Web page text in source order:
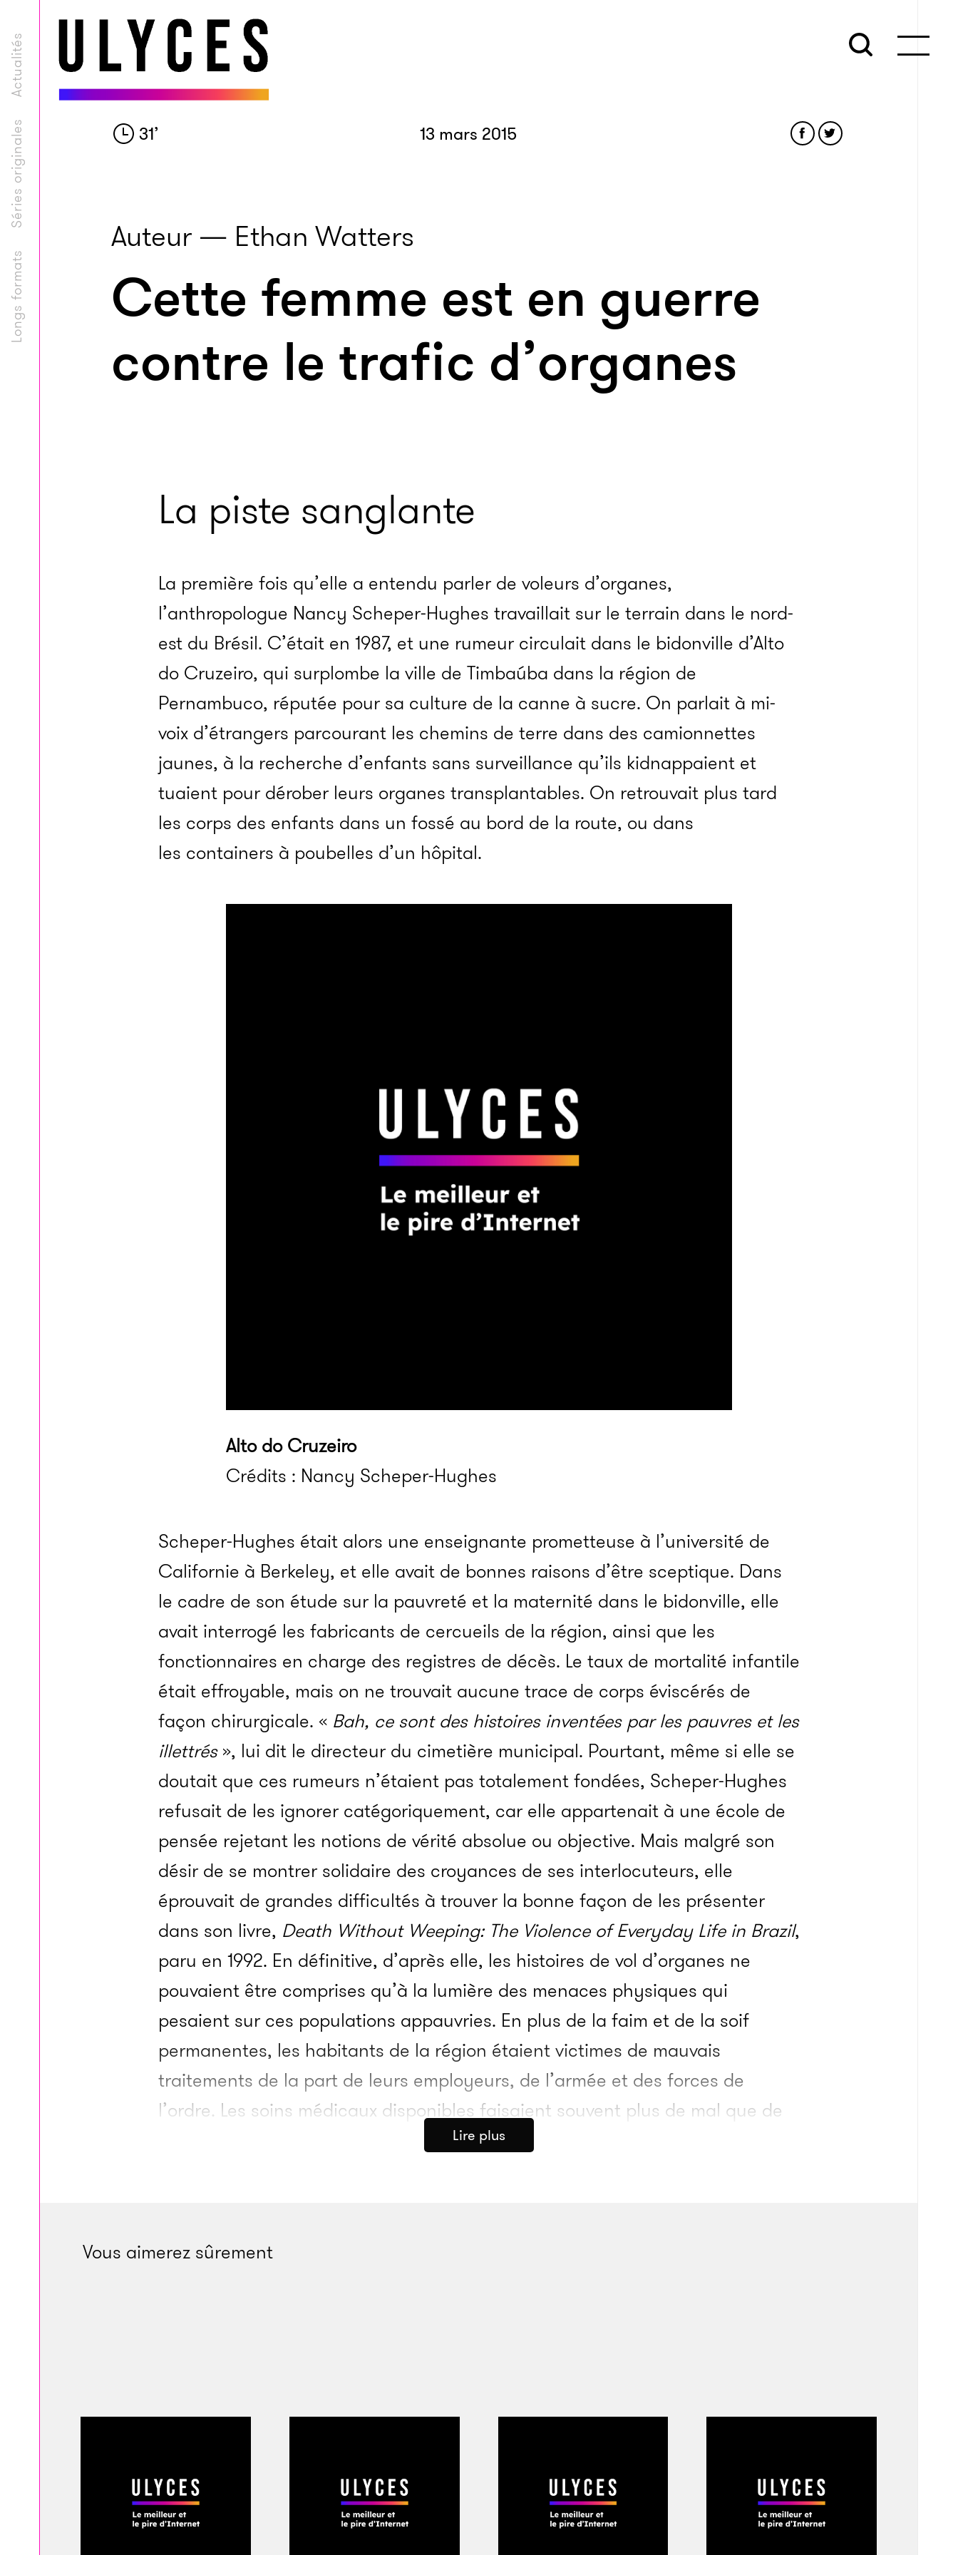
Longs formats
Séries originales
Actualités
31’ 13 mars 2015
Auteur — Ethan Watters
Cette femme est en guerre
contre le trafic d’organes
La piste sanglante
La première fois qu’elle a entendu parler de voleurs d’organes,
l’anthropologue Nancy Scheper-Hughes travaillait sur le terrain dans le nord-
est du Brésil. C’était en 1987, et une rumeur circulait dans le bidonville d’Alto
do Cruzeiro, qui surplombe la ville de Timbaúba dans la région de
Pernambuco, réputée pour sa culture de la canne à sucre. On parlait à mi-
voix d’étrangers parcourant les chemins de terre dans des camionnettes
jaunes, à la recherche d’enfants sans surveillance qu’ils kidnappaient et
tuaient pour dérober leurs organes transplantables. On retrouvait plus tard
les corps des enfants dans un fossé au bord de la route, ou dans
les containers à poubelles d’un hôpital.
Alto do Cruzeiro
Crédits : Nancy Scheper-Hughes
Scheper-Hughes était alors une enseignante prometteuse à l’université de
Californie à Berkeley, et elle avait de bonnes raisons d’être sceptique. Dans
le cadre de son étude sur la pauvreté et la maternité dans le bidonville, elle
avait interrogé les fabricants de cercueils de la région, ainsi que les
fonctionnaires en charge des registres de décès. Le taux de mortalité infantile
était effroyable, mais on ne trouvait aucune trace de corps éviscérés de
façon chirurgicale. « Bah, ce sont des histoires inventées par les pauvres et les
illettrés», lui dit le directeur du cimetière municipal. Pourtant, même si elle se
doutait que ces rumeurs n’étaient pas totalement fondées, Scheper-Hughes
refusait de les ignorer catégoriquement, car elle appartenait à une école de
pensée rejetant les notions de vérité absolue ou objective. Mais malgré son
désir de se montrer solidaire des croyances de ses interlocuteurs, elle
éprouvait de grandes difficultés à trouver la bonne façon de les présenter
dans son livre, Death Without Weeping: The Violence of Everyday Life in Brazil,
paru en 1992. En définitive, d’après elle, les histoires de vol d’organes ne
pouvaient être comprises qu’à la lumière des menaces physiques qui
pesaient sur ces populations appauvries. En plus de la faim et de la soif
permanentes, les habitants de la région étaient victimes de mauvais
traitements de la part de leurs employeurs, de l’armée et des forces de
l’ordre. Les soins médicaux disponibles faisaient souvent plus de mal que de
bien. Le personnel médical et les pharmaciens diagnostiquaient
pertinemment que des gens plus riches, au Brésil et à l’étranger, avaient
peine que leurs corps étaient convoités à
détachées par les riches», écrit Scheper-
Hughes dans
Death Without Weeping
Ces histoires d’équipes chirurgicales
Lire plus
Vous aimerez sûrement